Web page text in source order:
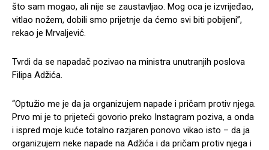
što sam mogao, ali nije se zaustavljao. Mog oca je izvrijeđao,
vitlao nožem, dobili smo prijetnje da ćemo svi biti pobijeni”,
rekao je Mrvaljević.
Tvrdi da se napadač pozivao na ministra unutranjih poslova
Filipa Adžića.
“Optužio me je da ja organizujem napade i pričam protiv njega.
Prvo mi je to prijeteći govorio preko Instagram poziva, a onda
i ispred moje kuće totalno razjaren ponovo vikao isto – da ja
organizujem neke napade na Adžića i da pričam protiv njega i